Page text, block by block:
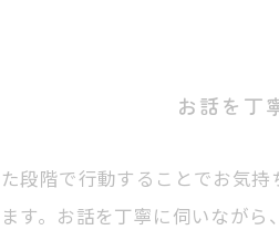
お話を丁
段階で行動することでお気
す。お話を丁寧に伺いなが